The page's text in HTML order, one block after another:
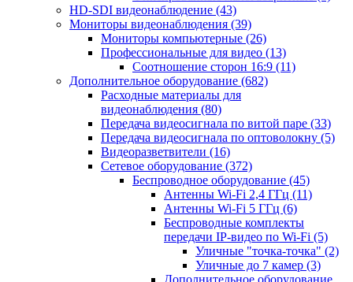
HD-SDI видеонаблюдение (43)
Мониторы видеонаблюдения (39)
Мониторы компьютерные (26)
Профессиональные для видео (13)
Соотношение сторон 16:9 (11)
Дополнительное оборудование (682)
Расходные материалы для
видеонаблюдения (80)
Передача видеосигнала по витой паре (33)
Передача видеосигнала по оптоволокну (5)
Видеоразветвители (16)
Сетевое оборудование (372)
Беспроводное оборудование (45)
Антенны Wi-Fi 2,4 ГГц (11)
Антенны Wi-Fi 5 ГГц (6)
Беспроводные комплекты
передачи IP-видео по Wi-Fi (5)
Уличные "точка-точка" (2)
Уличные до 7 камер (3)
Дополнительное оборудование